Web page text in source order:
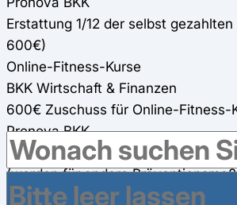
Erstattung 1/12 der selbst
600€)
Online-Fitness-Kurse
BKK Wirtschaft & Finanzen
600€ Zuschuss für Online-Fitness-
Pronova BKK
150€ Zuschuss für zwei Online-
(werden für andere
angerechnet)